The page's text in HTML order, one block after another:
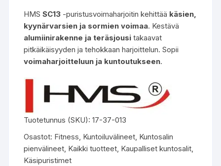
HMSSC13 -puristusvoimaharjoitin kehittää käsien,
kyynärvarsien ja sormien voimaa. Kestävä
alumiinirakenne ja teräsjousi takaavat
pitkäikäisyyden ja tehokkaan harjoittelun. Sopii
voimaharjoitteluun ja kuntoutukseen.
Tuotetunnus (SKU):17-37-013
Osastot: Fitness, Kuntoiluvälineet, Kuntosalin
pienvälineet, Kaikki tuotteet, Kaupalliset kuntosalit,
Käsipuristimet